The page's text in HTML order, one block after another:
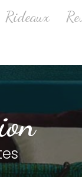
Rideaux